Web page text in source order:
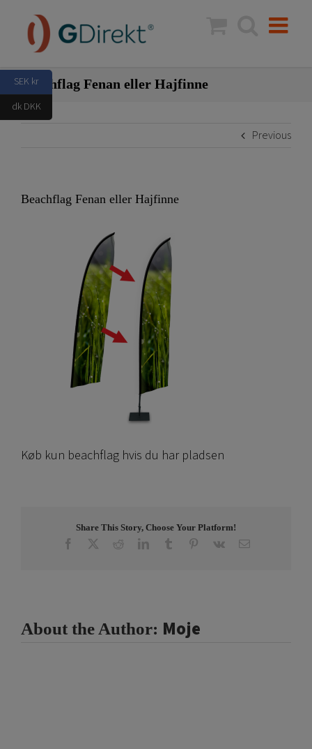
content
Beachflag Fenan eller Hajfinne
Previous
Beachflag Fenan eller Hajfinne
Køb kun beachflag hvis du har pladsen
Share This Story, Choose Your Platform!
Facebook RedditLinkedInTumblr Pinterest
Vk Email
About the Author: Moje
SEK kr
dk DKK